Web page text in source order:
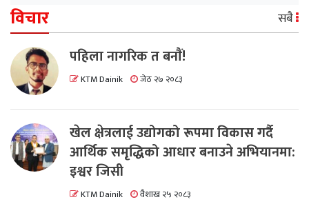
विचार सबै
पहिला नागरिक त बनाैं!
KTM Dainik जेठ २७ २०८३
खेल क्षेत्रलाई उद्योगको रूपमा विकास गर्दै
आर्थिक समृद्धिको आधार बनाउने अभियानमा:
इश्वर जिसी
KTM Dainik वैशाख २५ २०८३